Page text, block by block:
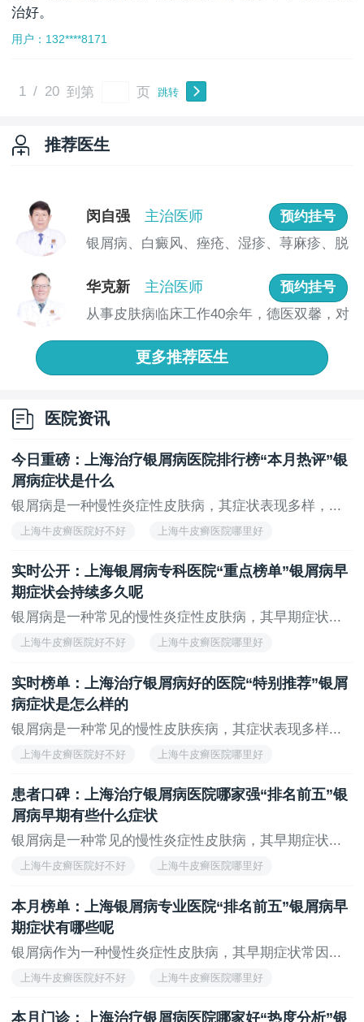
治好。
用户：132****8171
1 / 20 到第 页 跳转
推荐医生
闵自强 主治医师
预约挂号
银屑病、白癜风、痤疮、湿疹、荨麻疹、脱
华克新 主治医师
预约挂号
从事皮肤病临床工作40余年，德医双馨，对
更多推荐医生
医院资讯
今日重磅：上海治疗银屑病医院排行榜“本月热评”银
屑病症状是什么
银屑病是一种慢性炎症性皮肤病，其症状表现多样，...
上海牛皮癣医院好不好 上海牛皮癣医院哪里好
上海治疗牛皮癣医院
实时公开：上海银屑病专科医院“重点榜单”银屑病早
期症状会持续多久呢
银屑病是一种常见的慢性炎症性皮肤病，其早期症状...
上海牛皮癣医院好不好 上海牛皮癣医院哪里好
上海治疗牛皮癣医院
实时榜单：上海治疗银屑病好的医院“特别推荐”银屑
病症状是怎么样的
银屑病是一种常见的慢性皮肤疾病，其症状表现多样...
上海牛皮癣医院好不好 上海牛皮癣医院哪里好
上海治疗牛皮癣医院
患者口碑：上海治疗银屑病医院哪家强“排名前五”银
屑病早期有些什么症状
银屑病是一种常见的慢性炎症性皮肤病，其早期症状...
上海牛皮癣医院好不好 上海牛皮癣医院哪里好
上海治疗牛皮癣医院
本月榜单：上海银屑病专业医院“排名前五”银屑病早
期症状有哪些呢
银屑病作为一种慢性炎症性皮肤病，其早期症状常因...
上海牛皮癣医院好不好 上海牛皮癣医院哪里好
本月门诊：上海治疗银屑病医院哪家好“热度分析”银